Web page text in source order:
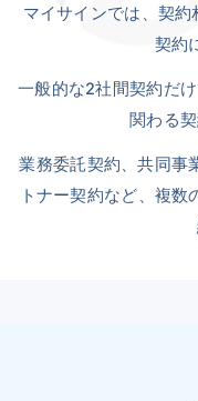
マイサインでは、契
契約
一般的な2社間契約だ
関わる
業務委託契約、共同事
トナー契約など、複